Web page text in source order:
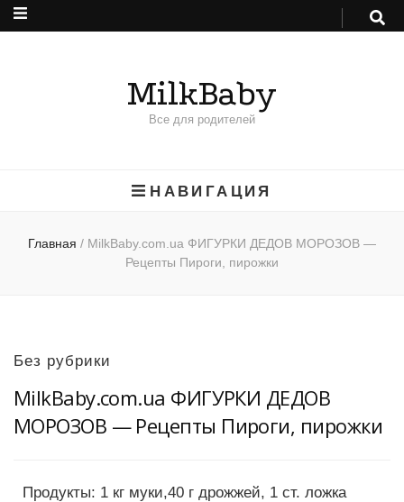
MilkBaby
Все для родителей
НАВИГАЦИЯ
Главная / MilkBaby.com.ua ФИГУРКИ ДЕДОВ МОРОЗОВ —
Рецепты Пироги, пирожки
Без рубрики
MilkBaby.com.ua ФИГУРКИ ДЕДОВ
МОРОЗОВ — Рецепты Пироги, пирожки
Продукты: 1 кг муки,40 г дрожжей, 1 ст. ложка